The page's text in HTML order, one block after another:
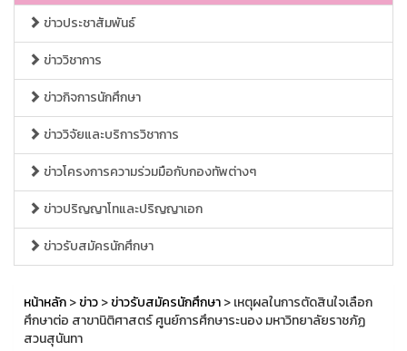
ข่าวประชาสัมพันธ์
ข่าววิชาการ
ข่าวกิจการนักศึกษา
ข่าววิจัยและบริการวิชาการ
ข่าวโครงการความร่วมมือกับกองทัพต่างๆ
ข่าวปริญญาโทและปริญญาเอก
ข่าวรับสมัครนักศึกษา
หน้าหลัก>ข่าว>ข่าวรับสมัครนักศึกษา> เหตุผลในการตัดสินใจเลือก
ศึกษาต่อ สาขานิติศาสตร์ ศูนย์การศึกษาระนอง มหาวิทยาลัยราชภัฏ
สวนสุนันทา